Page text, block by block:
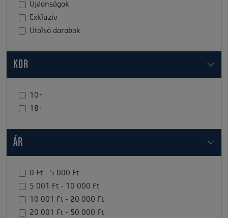
Újdonságok
Exkluzív
Utolsó darabok
KOR
10+
18+
ÁR
0 Ft - 5 000 Ft
5 001 Ft - 10 000 Ft
10 001 Ft - 20 000 Ft
20 001 Ft - 50 000 Ft